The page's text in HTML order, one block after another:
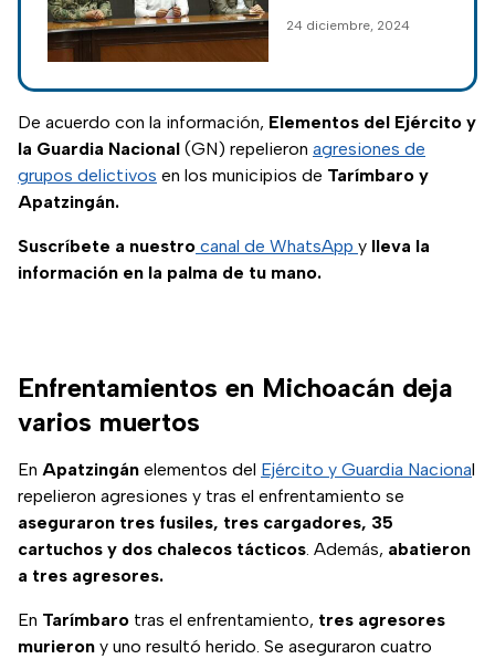
encabeza
García Harfuch, se
Rocha Moya, para
establecer el
operativo de
Seguridad en
24 diciembre, 2024
De acuerdo con la información, Elementos del Ejército y
la Guardia Nacional (GN) repelieron agresiones de
grupos delictivos en los municipios de Tarímbaro y
Apatzingán.
Suscríbete a nuestro canal de WhatsApp y lleva la
información en la palma de tu mano.
Enfrentamientos en Michoacán deja
varios muertos
En Apatzingán elementos del Ejército y Guardia Nacional
repelieron agresiones y tras el enfrentamiento se
aseguraron tres fusiles, tres cargadores, 35
cartuchos y dos chalecos tácticos. Además, abatieron
a tres agresores.
En Tarímbaro tras el enfrentamiento, tres agresores
murieron y uno resultó herido. Se aseguraron cuatro